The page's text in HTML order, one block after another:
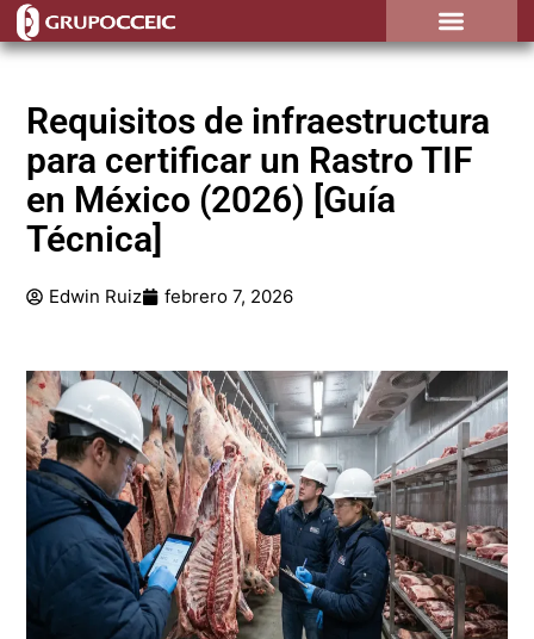
Requisitos de infraestructura
para certificar un Rastro TIF
en México (2026) [Guía
Técnica]
Edwin Ruiz febrero 7, 2026